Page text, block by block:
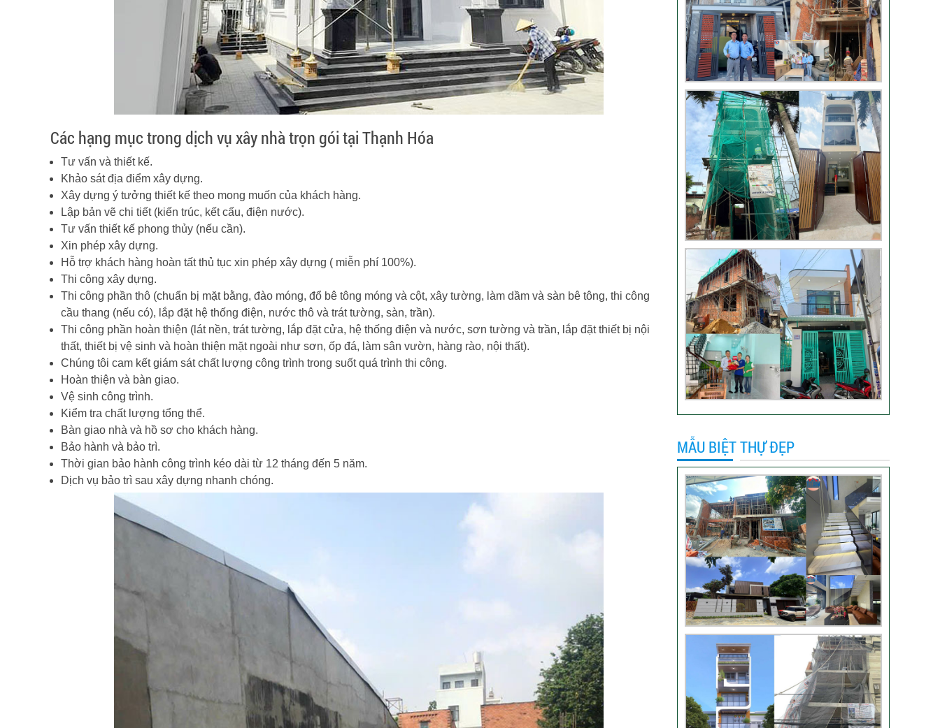
Các hạng mục trong dịch vụ xây nhà trọn gói tại Thạnh Hóa
Tư vấn và thiết kế.
Khảo sát địa điểm xây dựng.
Xây dựng ý tưởng thiết kế theo mong muốn của khách hàng.
Lập bản vẽ chi tiết (kiến trúc, kết cấu, điện nước).
Tư vấn thiết kế phong thủy (nếu cần).
Xin phép xây dựng.
Hỗ trợ khách hàng hoàn tất thủ tục xin phép xây dựng ( miễn phí 100%).
Thi công xây dựng.
Thi công phần thô (chuẩn bị mặt bằng, đào móng, đổ bê tông móng và cột, xây tường, làm dầm và sàn bê tông, thi công
cầu thang (nếu có), lắp đặt hệ thống điện, nước thô và trát tường, sàn, trần).
Thi công phần hoàn thiện (lát nền, trát tường, lắp đặt cửa, hệ thống điện và nước, sơn tường và trần, lắp đặt thiết bị nội
thất, thiết bị vệ sinh và hoàn thiện mặt ngoài như sơn, ốp đá, làm sân vườn, hàng rào, nội thất).
Chúng tôi cam kết giám sát chất lượng công trình trong suốt quá trình thi công.
Hoàn thiện và bàn giao.
Vệ sinh công trình.
Kiểm tra chất lượng tổng thể.
Bàn giao nhà và hồ sơ cho khách hàng.
Bảo hành và bảo trì.
Thời gian bảo hành công trình kéo dài từ 12 tháng đến 5 năm.
Dịch vụ bảo trì sau xây dựng nhanh chóng.
Đánh giá khách hàng
xây nhà tại Thủ Đức
Thi công móng nhà
có sàn vượt nhịp tại
Hóc Môn
Đánh giá của khách
hàng xây nhà 3 tầng
tại Thủ Đức
Video đánh giá của
khách hàng anh Hào
Quận Gò Vấp-Xây
nhà trọn gói
VIDEO đánh giá của
khách hàng xây nhà
trọn gói tại TP Thủ
Video sửa nhà trọn
gói tại Tân Bình
Video hình ảnh thi
công nhà anh Hiếu
Video bàn giao nhà
chị Phượng – Nhà Bè
TPHCM
Video đánh giá từ
khách hàng chị Oanh
– sửa nhà
MẪU BIỆT THỰ ĐẸP